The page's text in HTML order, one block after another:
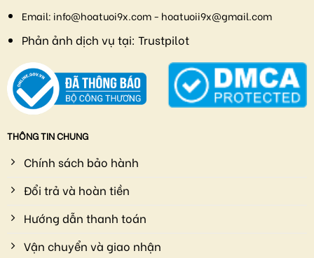
Email: info@hoatuoi9x.com - hoatuoii9x@gmail.com
Phản ảnh dịch vụ tại: Trustpilot
THÔNG TIN CHUNG
Chính sách bảo hành
Đổi trả và hoàn tiền
Hướng dẫn thanh toán
Vận chuyển và giao nhận